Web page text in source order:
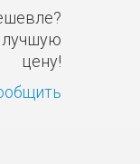
цену!